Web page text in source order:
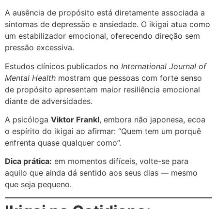
A ausência de propósito está diretamente associada a
sintomas de depressão e ansiedade. O ikigai atua como
um estabilizador emocional, oferecendo direção sem
pressão excessiva.
Estudos clínicos publicados no International Journal of
Mental Health mostram que pessoas com forte senso
de propósito apresentam maior resiliência emocional
diante de adversidades.
A psicóloga Viktor Frankl, embora não japonesa, ecoa
o espírito do ikigai ao afirmar: “Quem tem um porquê
enfrenta quase qualquer como”.
Dica prática: em momentos difíceis, volte-se para
aquilo que ainda dá sentido aos seus dias — mesmo
que seja pequeno.